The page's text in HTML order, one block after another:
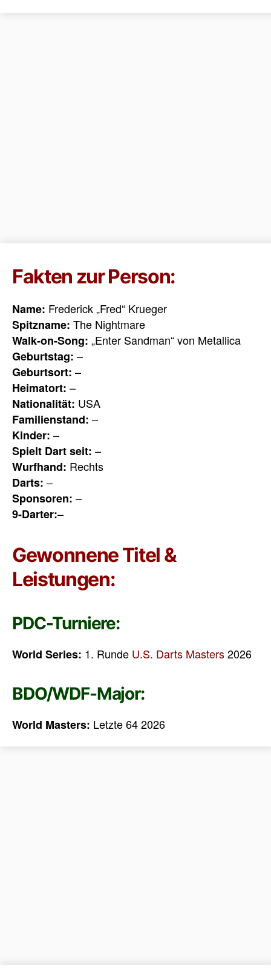
Fakten zur Person:
Name: Frederick „Fred“ Krueger
Spitzname: The Nightmare
Walk-on-Song: „Enter Sandman“ von Metallica
Geburtstag: –
Geburtsort: –
Heimatort: –
Nationalität: USA
Familienstand: –
Kinder: –
Spielt Dart seit: –
Wurfhand: Rechts
Darts: –
Sponsoren: –
9-Darter:–
Gewonnene Titel &
Leistungen:
PDC-Turniere:
World Series: 1. Runde U.S. Darts Masters2026
BDO/WDF-Major:
World Masters: Letzte 64 2026